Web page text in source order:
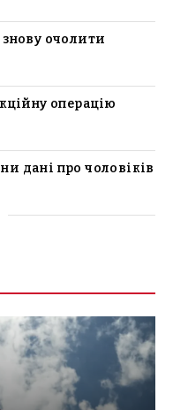
очолити
операцію
дані про чоловіків